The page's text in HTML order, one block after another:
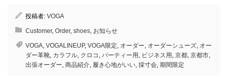
投稿者: VOGA
Customer, Order, shoes お知らせ
VOGA VOGALINEUP, VOGA限定 オーダー オーダーシューズ オー
ダー革靴 カラフル クロコ パーティー用 ビジネス用 京都 京都市
出張オーダー 商品紹介 履き心地がいい 採寸会 期間限定